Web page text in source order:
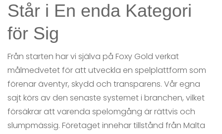
Står i En enda Kategori
för Sig
Från starten har vi själva på Foxy Gold verkat
målmedvetet för att utveckla en spelplattform som
förenar äventyr, skydd och transparens. Vår egna
sajt körs av den senaste systemet i branchen, vilket
försäkrar att varenda spelomgång är rättvis och
slumpmässig. Företaget innehar tillstånd från Malta